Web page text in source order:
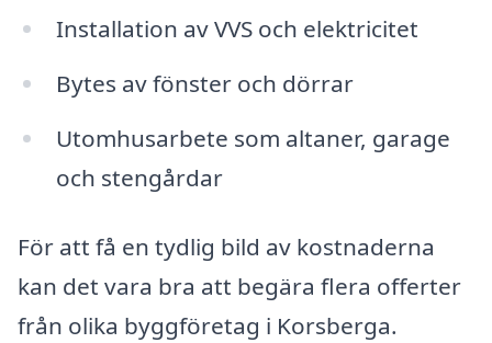
Installation av VVS och elektricitet
Bytes av fönster och dörrar
Utomhusarbete som altaner, garage
och stengårdar
För att få en tydlig bild av kostnaderna
kan det vara bra att begära flera offerter
från olika byggföretag i Korsberga.